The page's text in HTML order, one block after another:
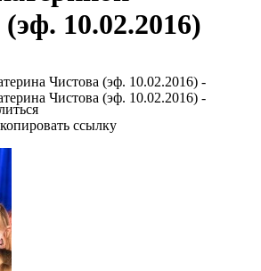
10.02.2016)
Чистова (эф. 10.02.2016) -
Чистова (эф. 10.02.2016) -